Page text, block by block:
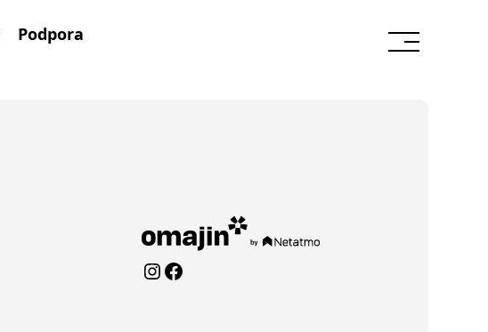
Podpora
Instagram
Facebook